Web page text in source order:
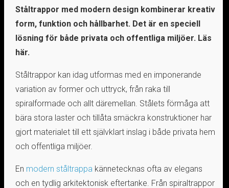
Ståltrappor med modern design kombinerar kreativ
form, funktion och hållbarhet. Det är en speciell
lösning för både privata och offentliga miljöer. Läs
här.
Ståltrappor kan idag utformas med en imponerande
variation av former och uttryck, från raka till
spiralformade och allt däremellan. Stålets förmåga att
bära stora laster och tillåta smäckra konstruktioner har
gjort materialet till ett självklart inslag i både privata hem
och offentliga miljöer.
En modern ståltrappakännetecknas ofta av elegans
och en tydlig arkitektonisk eftertanke. Från spiraltrappor